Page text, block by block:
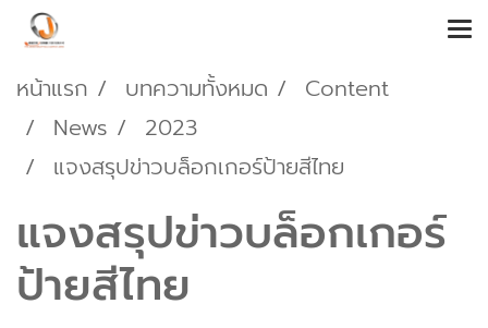
หน้าแรก บทความทั้งหมด
Content
News
2023
แจงสรุปข่าวบล็อกเกอร์ป้ายสีไทย
แจงสรุปข่าวบล็อกเกอร์
ป้ายสีไทย